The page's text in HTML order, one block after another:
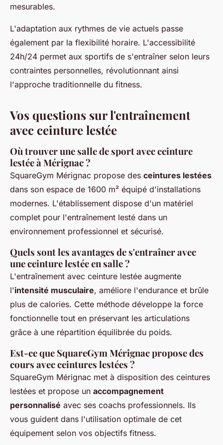
mesurables.
L'adaptation aux rythmes de vie actuels passe
également par la flexibilité horaire. L'accessibilité
24h/24 permet aux sportifs de s'entraîner selon leurs
contraintes personnelles, révolutionnant ainsi
l'approche traditionnelle du fitness.
Vos questions sur l'entraînement
avec ceinture lestée
Où trouver une salle de sport avec ceinture
lestée à Mérignac ?
SquareGym Mérignac propose des ceintures lestées
dans son espace de 1600 m² équipé d'installations
modernes. L'établissement dispose d'un matériel
complet pour l'entraînement lesté dans un
environnement professionnel et sécurisé.
Quels sont les avantages de s'entraîner avec
une ceinture lestée en salle ?
L'entraînement avec ceinture lestée augmente
l'intensité musculaire, améliore l'endurance et brûle
plus de calories. Cette méthode développe la force
fonctionnelle tout en préservant les articulations
grâce à une répartition équilibrée du poids.
Est-ce que SquareGym Mérignac propose des
cours avec ceintures lestées ?
SquareGym Mérignac met à disposition des ceintures
lestées et propose un accompagnement
personnalisé avec ses coachs professionnels. Ils
vous guident dans l'utilisation optimale de cet
équipement selon vos objectifs fitness.